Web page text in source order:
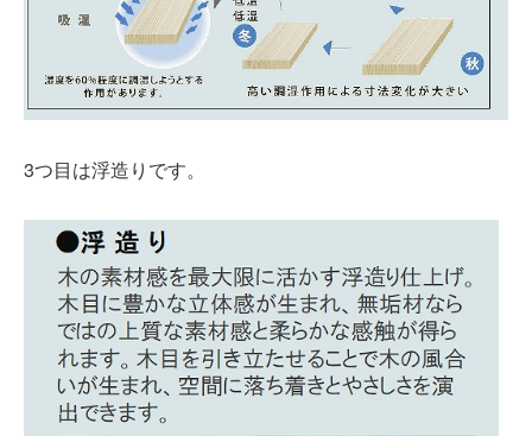
シロアリ/リフォーム
3つ目は浮造りです。